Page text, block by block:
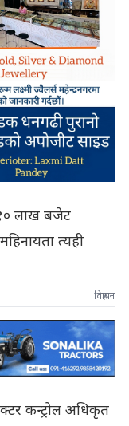
लाख बजेट
त्यही
विज्ञापन
कन्ट्रोल अधिकृत